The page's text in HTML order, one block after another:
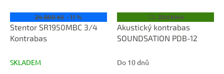
24 800 Kč –11 %
Stentor SR1950MBC 3/4
Kontrabas
SKLADEM
Z
D
A
R
ZDARMA
Akustický kontrabas
SOUNDSATION PDB-12
Do 10 dnů